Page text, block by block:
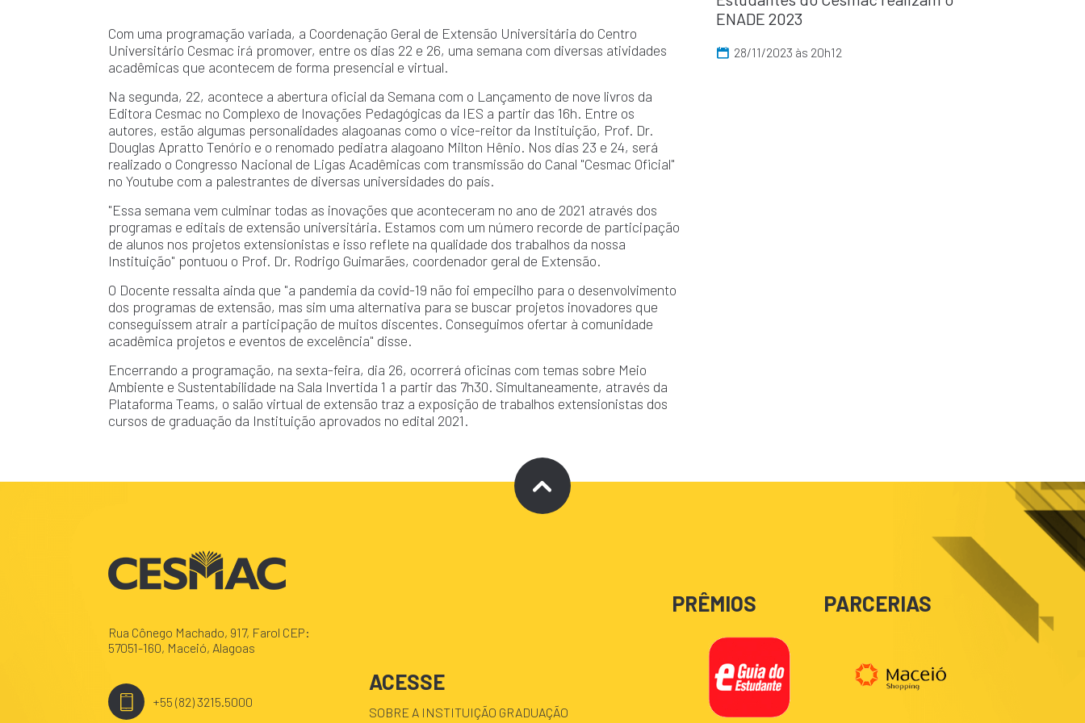
Com uma programação variada, a Coordenação Geral de Extensão Universitária do Centro
Universitário Cesmac irá promover, entre os dias 22 e 26, uma semana com diversas atividades
acadêmicas que acontecem de forma presencial e virtual.
Na segunda, 22, acontece a abertura oficial da Semana com o Lançamento de nove livros da
Editora Cesmac no Complexo de Inovações Pedagógicas da IES a partir das 16h. Entre os
autores, estão algumas personalidades alagoanas como o vice-reitor da Instituição, Prof. Dr.
Douglas Apratto Tenório e o renomado pediatra alagoano Milton Hênio. Nos dias 23 e 24, será
realizado o Congresso Nacional de Ligas Acadêmicas com transmissão do Canal "Cesmac Oficial"
no Youtube com a palestrantes de diversas universidades do país.
"Essa semana vem culminar todas as inovações que aconteceram no ano de 2021 através dos
programas e editais de extensão universitária. Estamos com um número recorde de participação
de alunos nos projetos extensionistas e isso reflete na qualidade dos trabalhos da nossa
Instituição" pontuou o Prof. Dr. Rodrigo Guimarães, coordenador geral de Extensão.
O Docente ressalta ainda que "a pandemia da covid-19 não foi empecilho para o desenvolvimento
dos programas de extensão, mas sim uma alternativa para se buscar projetos inovadores que
conseguissem atrair a participação de muitos discentes. Conseguimos ofertar à comunidade
acadêmica projetos e eventos de excelência" disse.
Encerrando a programação, na sexta-feira, dia 26, ocorrerá oficinas com temas sobre Meio
Ambiente e Sustentabilidade na Sala Invertida 1 a partir das 7h30. Simultaneamente, através da
Plataforma Teams, o salão virtual de extensão traz a exposição de trabalhos extensionistas dos
cursos de graduação da Instituição aprovados no edital 2021.
ENADE 2023
28/11/2023 às 20h12
Rua Cônego Machado, 917, Farol CEP:
57051-160, Maceió, Alagoas
+55 (82) 3215.5000
ACESSE
SOBRE A INSTITUIÇÃO GRADUAÇÃO
PRÊMIOS PARCERIAS